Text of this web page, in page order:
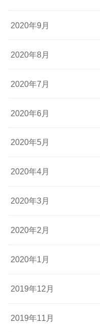
2020年9月
2020年8月
2020年7月
2020年6月
2020年5月
2020年4月
2020年3月
2020年2月
2020年1月
2019年12月
2019年11月